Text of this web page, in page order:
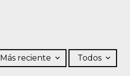
Más reciente Todos